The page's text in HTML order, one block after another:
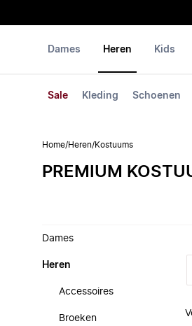
Dames Heren
Sale Kleding Schoenen
Kids
Home/Heren/Kostuums
PREMIUM
Dames
Heren
Accessoires
Broeken